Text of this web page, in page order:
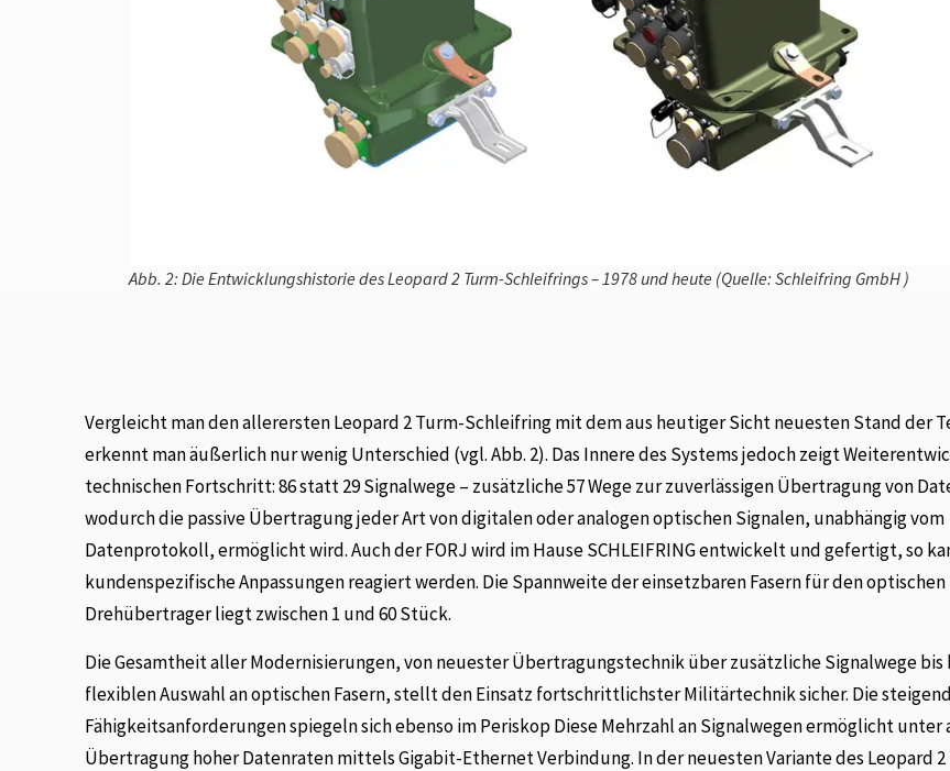
Abb. 2: Die Entwicklungshistorie des Leopard 2 Turm-Schleifrings – 1978 und heute (Quelle: Schleifring GmbH )
Vergleicht man den allerersten Leopard 2 Turm-Schleifring mit dem aus heutiger Sicht neuesten Stand der
erkennt man äußerlich nur wenig Unterschied (vgl. Abb. 2). Das Innere des Systems jedoch zeigt
technischen Fortschritt: 86 statt 29 Signalwege – zusätzliche 57 Wege zur zuverlässigen Übertragung von
wodurch die passive Übertragung jeder Art von digitalen oder analogen optischen Signalen, unabhängig vom
Datenprotokoll, ermöglicht wird. Auch der FORJ wird im Hause SCHLEIFRING entwickelt und gefertigt, so
kundenspezifische Anpassungen reagiert werden. Die Spannweite der einsetzbaren Fasern für den optischen
Drehübertrager liegt zwischen 1 und 60 Stück.
Die Gesamtheit aller Modernisierungen, von neuester Übertragungstechnik über zusätzliche Signalwege bis
flexiblen Auswahl an optischen Fasern, stellt den Einsatz fortschrittlichster Militärtechnik sicher. Die
Fähigkeitsanforderungen spiegeln sich ebenso im Periskop Diese Mehrzahl an Signalwegen ermöglicht unter
Übertragung hoher Datenraten mittels Gigabit-Ethernet Verbindung. In der neuesten Variante des Leopard 2